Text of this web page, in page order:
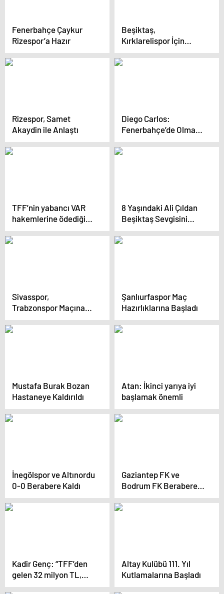
Fenerbahçe Çaykur
Rizespor’a Hazır
Beşiktaş,
Kırklarelispor İçin
Hazırlanıyor
Rizespor, Samet
Akaydin ile Anlaştı
Diego Carlos:
Fenerbahçe’de Olmak
İçin Çok Mutluyum
TFF’nin yabancı VAR
hakemlerine ödediği
ücret ortaya çıktı
8 Yaşındaki Ali Çıldan
Beşiktaş Sevgisini
Vapurda Gösterdi
Sivasspor,
Trabzonspor Maçına
Hazır
Şanlıurfaspor Maç
Hazırlıklarına Başladı
Mustafa Burak Bozan
Hastaneye Kaldırıldı
Atan: İkinci yarıya iyi
başlamak önemli
İnegölspor ve Altınordu
0-0 Berabere Kaldı
Gaziantep FK ve
Bodrum FK Berabere
Kaldı
Kadir Genç: “TFF’den
gelen 32 milyon TL,
Aziz Yıldırım dosyasına
Altay Kulübü 111. Yıl
Kutlamalarına Başladı